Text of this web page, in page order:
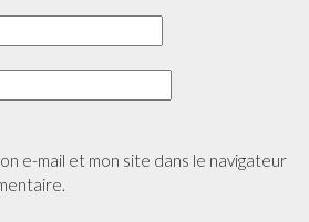
e-mail et mon site dans le navigateur